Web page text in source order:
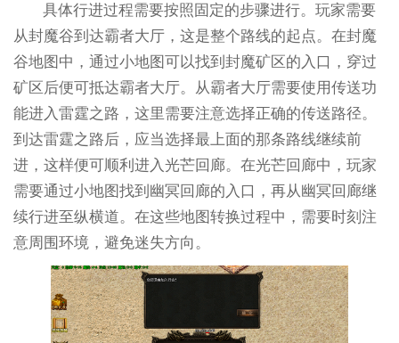
具体行进过程需要按照固定的步骤进行。玩家需要
从封魔谷到达霸者大厅，这是整个路线的起点。在封魔
谷地图中，通过小地图可以找到封魔矿区的入口，穿过
矿区后便可抵达霸者大厅。从霸者大厅需要使用传送功
能进入雷霆之路，这里需要注意选择正确的传送路径。
到达雷霆之路后，应当选择最上面的那条路线继续前
进，这样便可顺利进入光芒回廊。在光芒回廊中，玩家
需要通过小地图找到幽冥回廊的入口，再从幽冥回廊继
续行进至纵横道。在这些地图转换过程中，需要时刻注
意周围环境，避免迷失方向。